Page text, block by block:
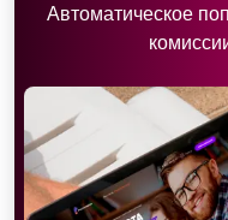
Автоматическое